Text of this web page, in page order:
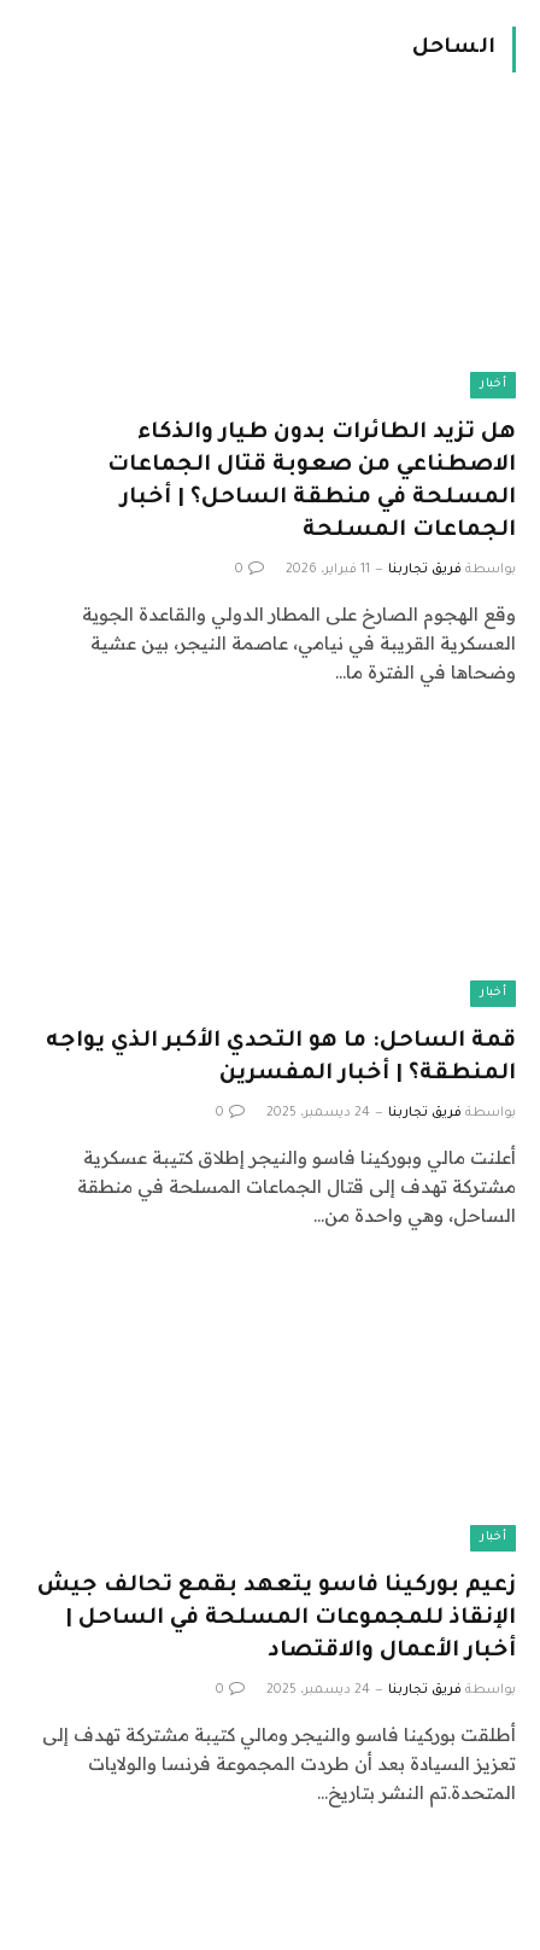
الساحل
أخبار
هل تزيد الطائرات بدون طيار والذكاء
الاصطناعي من صعوبة قتال الجماعات
المسلحة في منطقة الساحل؟ | أخبار
الجماعات المسلحة
بواسطة فريق تجاربنا 11 فبراير، 2026 0
وقع الهجوم الصارخ على المطار الدولي والقاعدة الجوية
العسكرية القريبة في نيامي، عاصمة النيجر، بين عشية
وضحاها في الفترة ما…
أخبار
قمة الساحل: ما هو التحدي الأكبر الذي يواجه
المنطقة؟ | أخبار المفسرين
بواسطة فريق تجاربنا 24 ديسمبر، 2025 0
أعلنت مالي وبوركينا فاسو والنيجر إطلاق كتيبة عسكرية
مشتركة تهدف إلى قتال الجماعات المسلحة في منطقة
الساحل، وهي واحدة من…
أخبار
زعيم بوركينا فاسو يتعهد بقمع تحالف جيش
الإنقاذ للمجموعات المسلحة في الساحل |
أخبار الأعمال والاقتصاد
بواسطة فريق تجاربنا 24 ديسمبر، 2025 0
أطلقت بوركينا فاسو والنيجر ومالي كتيبة مشتركة تهدف إلى
تعزيز السيادة بعد أن طردت المجموعة فرنسا والولايات
المتحدة.تم النشر بتاريخ…